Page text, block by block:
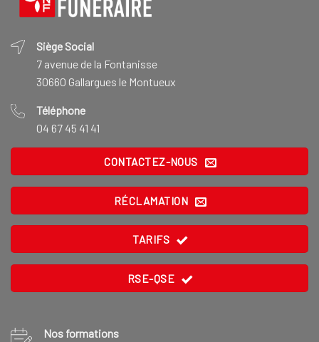
Siège Social
7 avenue de la Fontanisse
30660 Gallargues le Montueux
Téléphone
04 67 45 41 41
CONTACTEZ-NOUS
RÉCLAMATION
TARIFS
RSE-QSE
Nos formations